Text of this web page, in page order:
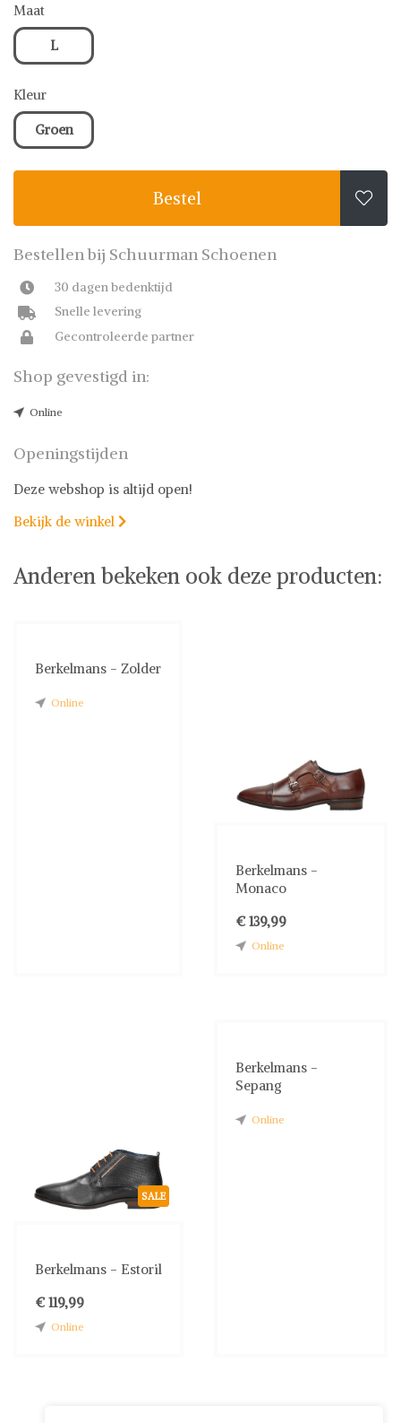
Maat
L
Kleur
Groen
Bestel 
Bestellen bij Schuurman Schoenen
30 dagen bedenktijd
Snelle levering
Gecontroleerde partner
Shop gevestigd in:
Online
Openingstijden
Deze webshop is altijd open!
Bekijk de winkel 
Anderen bekeken ook deze producten:
Berkelmans - Zolder
Online
Berkelmans -
Monaco
€ 139,99
Online
SALE
Berkelmans - Estoril
€ 119,99
Online
Berkelmans -
Sepang
Online